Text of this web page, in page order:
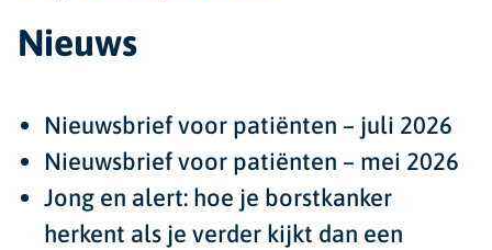
Nieuws
Nieuwsbrief voor patiënten – juli 2026
Nieuwsbrief voor patiënten – mei 2026
Jong en alert: hoe je borstkanker
herkent als je verder kijkt dan een